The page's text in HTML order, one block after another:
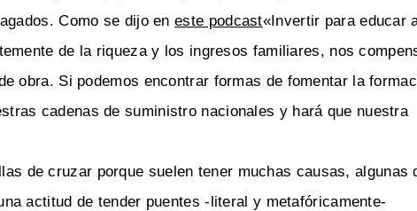
Como se dijo eneste podcast«Invertir para educar
de la riqueza y los ingresos familiares, nos
obra. Si podemos encontrar formas de fomentar la
cadenas de suministro nacionales y hará que nuestra
de cruzar porque suelen tener muchas causas, algunas
actitud de tender puentes -literal y metafóricamente-